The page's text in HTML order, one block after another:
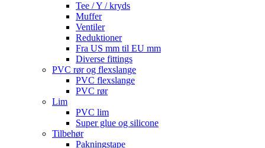
Tee / Y / kryds
Muffer
Ventiler
Reduktioner
Fra US mm til EU mm
Diverse fittings
PVC rør og flexslange
PVC flexslange
PVC rør
Lim
PVC lim
Super glue og silicone
Tilbehør
Pakningstape